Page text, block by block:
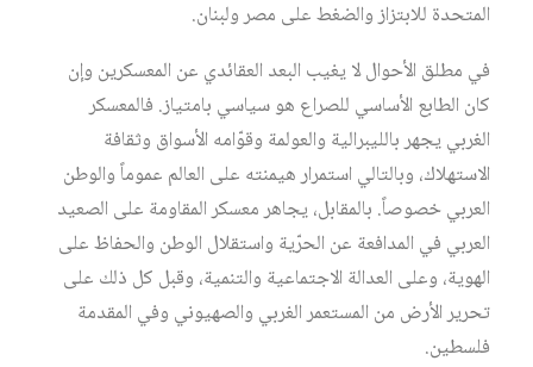
المتحدة للابتزاز والضغط على مصر ولبنان.
في مطلق الأحوال لا يغيب البعد العقائدي عن المعسكرين وإن
كان الطابع الأساسي للصراع هو سياسي بامتياز. فالمعسكر
الغربي يجهر بالليبرالية والعولمة وقوّامه الأسواق وثقافة
الاستهلاك، وبالتالي استمرار هيمنته على العالم عموماً والوطن
العربي خصوصاً. بالمقابل، يجاهر معسكر المقاومة على الصعيد
العربي في المدافعة عن الحرّية واستقلال الوطن والحفاظ على
الهوية، وعلى العدالة الاجتماعية والتنمية، وقبل كل ذلك على
تحرير الأرض من المستعمر الغربي والصهيوني وفي المقدمة
فلسطين.